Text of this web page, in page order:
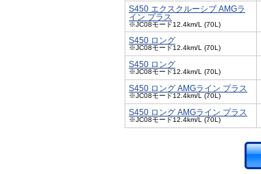
S450 エクスクルーシブ AMGラ
イン プラス
※JC08モード12.4km/L (70L)
S450 ロング
※JC08モード12.4km/L (70L)
S450 ロング
※JC08モード12.4km/L (70L)
S450 ロング AMGライン プラス
※JC08モード12.4km/L (70L)
S450 ロング AMGライン プラス
※JC08モード12.4km/L (70L)